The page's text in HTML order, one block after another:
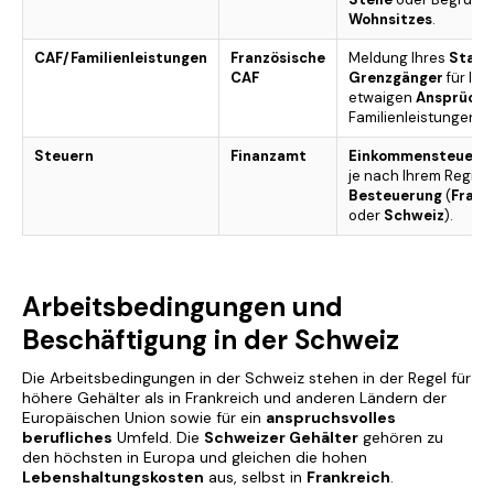
Wohnsitzes.
CAF/Familienleistungen
Französische
CAF
Meldung Ihres
Grenzgängerfür Ihre
etwaigen Ansprüche
Familienleistungen.
Steuern Finanzamt
je nach Ihrem
Besteuerung(
oder Schweiz).
Arbeitsbedingungen und
Beschäftigung in der Schweiz
Die Arbeitsbedingungen in der Schweiz stehen in der Regel für
höhere Gehälter als in Frankreich und anderen Ländern der
Europäischen Union sowie für ein anspruchsvolles
berufliches Umfeld. Die Schweizer Gehälter gehören zu
den höchsten in Europa und gleichen die hohen
Lebenshaltungskosten aus, selbst in Frankreich.